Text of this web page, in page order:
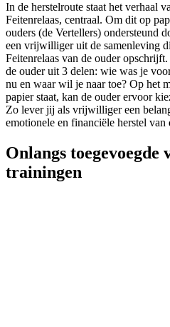
In de herstelroute staat het verhaal
Feitenrelaas, centraal. Om dit op
ouders (de Vertellers) ondersteund
een vrijwilliger uit de samenleving
Feitenrelaas van de ouder
de ouder uit 3 delen: wie was je
nu en waar wil je naar toe? Op het
papier staat, kan de ouder ervoor
Zo lever jij als vrijwilliger een
emotionele en financiële herstel van
Onlangs toegevoegde
trainingen